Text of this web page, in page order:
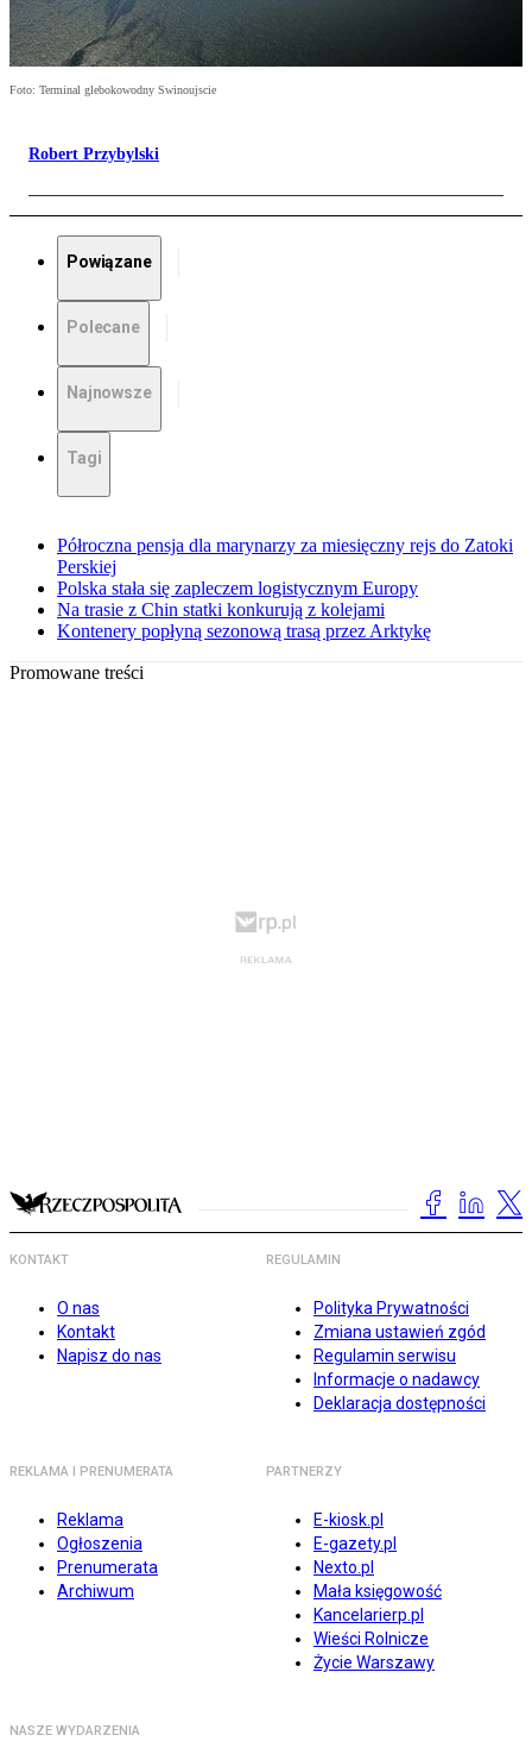
Foto: Terminal glebokowodny Swinoujscie
Robert Przybylski
Powiązane
Polecane
Najnowsze
Tagi
Półroczna pensja dla marynarzy za miesięczny rejs do Zatoki
Perskiej
Polska stała się zapleczem logistycznym Europy
Na trasie z Chin statki konkurują z kolejami
Kontenery popłyną sezonową trasą przez Arktykę
Promowane treści
KONTAKT
O nas
Kontakt
Napisz do nas
REGULAMIN
Polityka Prywatności
Zmiana ustawień zgód
Regulamin serwisu
Informacje o nadawcy
Deklaracja dostępności
REKLAMA I PRENUMERATA
Reklama
Ogłoszenia
Prenumerata
Archiwum
PARTNERZY
E-kiosk.pl
E-gazety.pl
Nexto.pl
Mała księgowość
Kancelarierp.pl
Wieści Rolnicze
Życie Warszawy
NASZE WYDARZENIA